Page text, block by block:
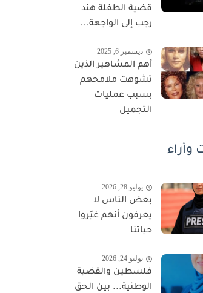
قضية الطفلة هند
رجب إلى الواجهة...
ديسمبر 6, 2025
أهم المشاهير الذين
تشوهت ملامحهم
بسبب عمليات
التجميل
وأراء
يوليو 28, 2026
بعض الناس لا
يعرفون أنهم غيّروا
حياتنا
يوليو 24, 2026
فلسطين والقضية
الوطنية... بين الحق